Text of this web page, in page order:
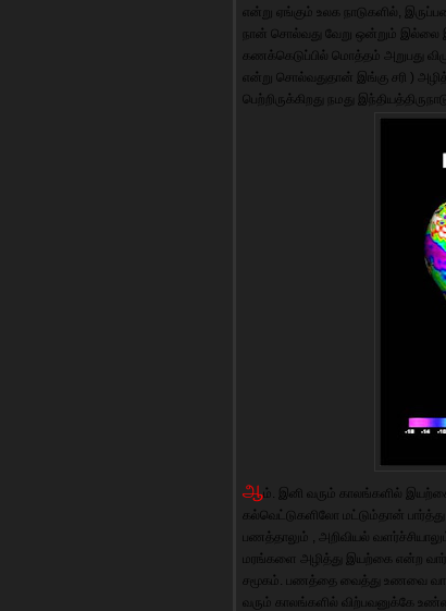
என்று ஏங்கும் உலக நாடுகளில்,
நான் சொல்வது வேறு ஒன்றும் இல்லை
கணக்கெடுப்பில் மொத்தம் அறுபது
என்று சொல்வதுதான் இங்கு சரி )
பெற்றிருக்கிறது நமது இந்தியத்திருநாடு
ஆம். இனி வரும் காலங்களில்
கல்வெட்டுகளிலோ மட்டும்தான்
பணத்தாலும் , அறிவியல்
மரங்களை அழித்து இயற்கை என்ற
சமூகம். பணத்தை வைத்து உணவை
வரும் காலங்களில் விற்பவனுக்கே